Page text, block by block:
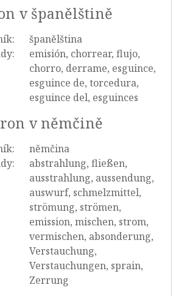
v španělštině
španělština
emisión, chorrear, flujo,
chorro, derrame, esguince,
esguince de, torcedura,
esguince del, esguinces
v němčině
němčina
abstrahlung, fließen,
ausstrahlung, aussendung,
auswurf, schmelzmittel,
strömung, strömen,
emission, mischen, strom,
vermischen, absonderung,
Verstauchung,
Verstauchungen, sprain,
Zerrung